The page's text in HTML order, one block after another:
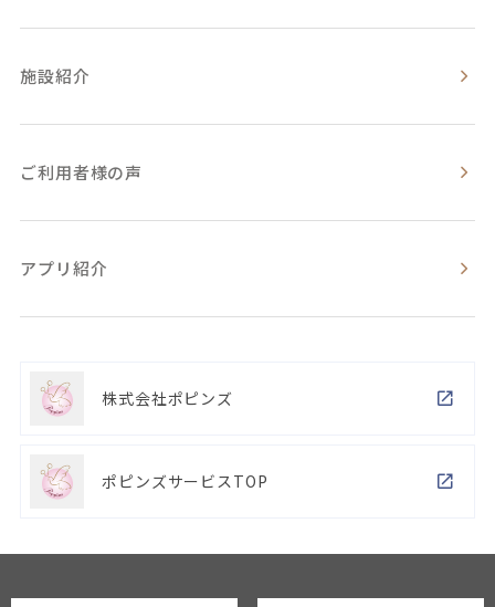
施設紹介
ご利用者様の声
アプリ紹介
株式会社ポピンズ
ポピンズサービスTOP